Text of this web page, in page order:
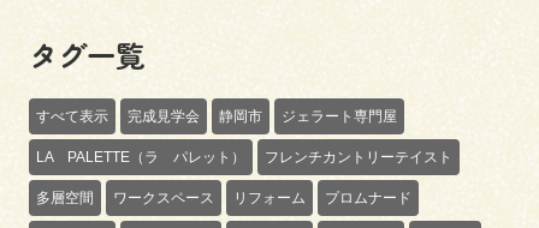
タグ一覧
すべて表示 完成見学会 静岡市 ジェラート専門屋
LA PALETTE（ラ パレット） フレンチカントリーテイスト
多層空間 ワークスペース リフォーム プロムナード